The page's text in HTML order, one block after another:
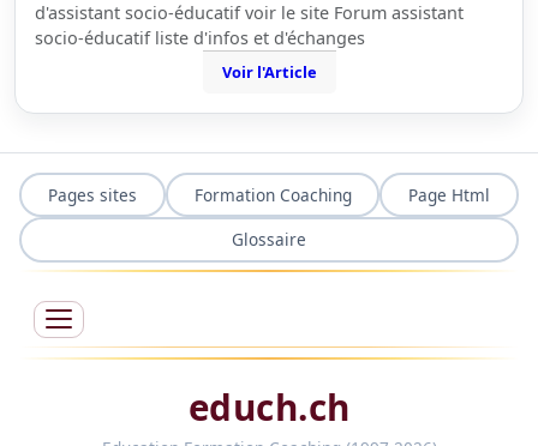
d'assistant socio-éducatif voir le site Forum assistant
socio-éducatif liste d'infos et d'échanges
Voir l'Article
Pages sites Formation Coaching
Page Html
Glossaire
educh.ch